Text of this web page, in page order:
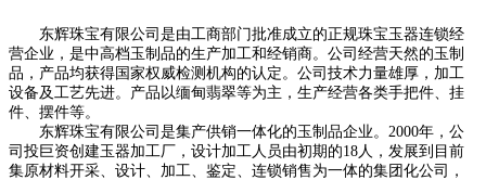
东辉珠宝有限公司是由工商部门批准成立的正规珠宝玉器连锁经
营企业，是中高档玉制品的生产加工和经销商。公司经营天然的玉制
品，产品均获得国家权威检测机构的认定。公司技术力量雄厚，加工
设备及工艺先进。产品以缅甸翡翠等为主，生产经营各类手把件、挂
件、摆件等。
东辉珠宝有限公司是集产供销一体化的玉制品企业。2000年，公
司投巨资创建玉器加工厂，设计加工人员由初期的18人，发展到目前
集原材料开采、设计、加工、鉴定、连锁销售为一体的集团化公司，